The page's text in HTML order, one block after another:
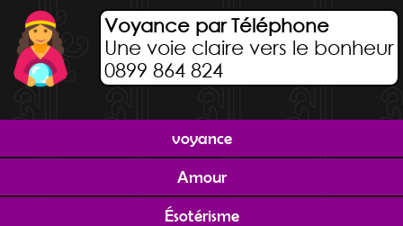
Voyance par Téléphone
Une voie claire vers le bonheur
0899 864 824
voyance
Amour
Ésotérisme